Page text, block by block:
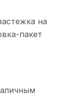
на
пакет